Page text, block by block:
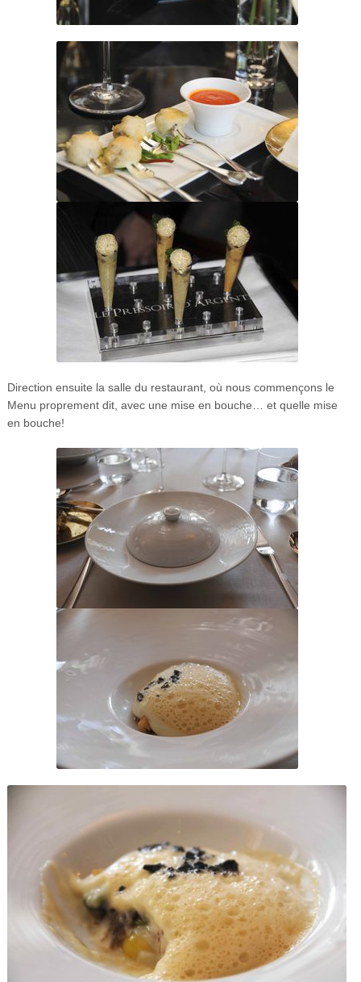
Direction ensuite la salle du restaurant, où nous commençons le
Menu proprement dit, avec une mise en bouche… et quelle mise
en bouche!